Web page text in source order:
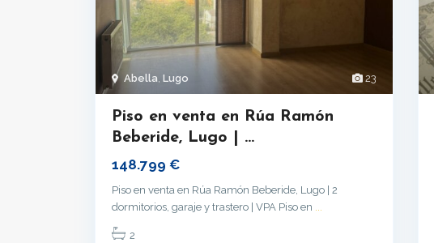
23
Abella, Lugo
Piso en venta en Rúa Ramón
Beberide, Lugo | ...
148.799 €
Piso en venta en Rúa Ramón Beberide, Lugo | 2
dormitorios, garaje y trastero | VPA Piso en ...
2